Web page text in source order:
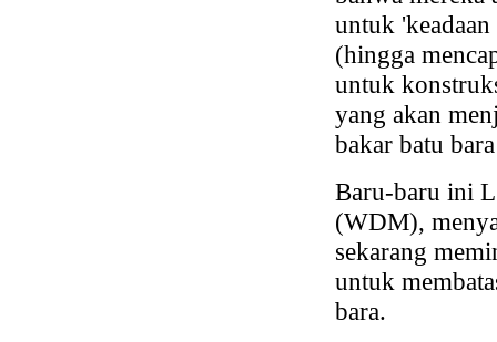
untuk
(hingga
untuk
yang akan
bakar batu
Baru-baru ini
(WDM),
sekarang
untuk
bara.